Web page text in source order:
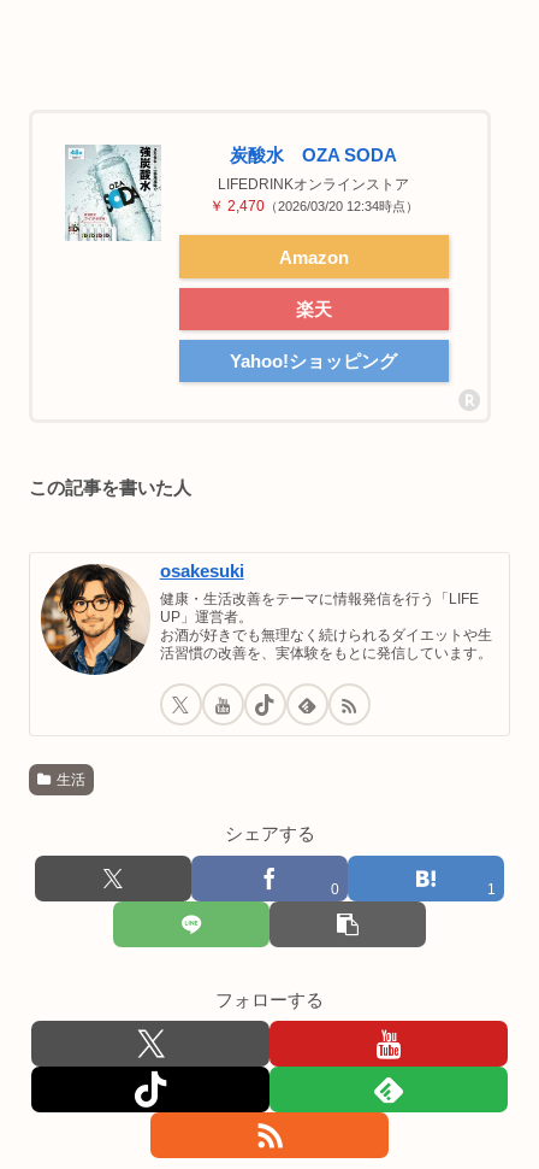
炭酸水 OZA SODA
LIFEDRINKオンラインストア
￥ 2,470（2026/03/20 12:34時点）
Amazon
楽天
Yahoo!ショッピング
この記事を書いた人
osakesuki
健康・生活改善をテーマに情報発信を行う「LIFE
UP」運営者。
お酒が好きでも無理なく続けられるダイエットや生
活習慣の改善を、実体験をもとに発信しています。
生活
シェアする
0 1
フォローする